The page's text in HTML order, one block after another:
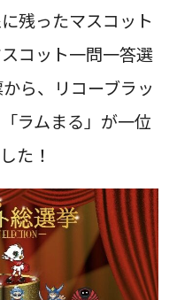
残ったマスコット
コット一問一答選
ら、リコーブラッ
ラムまる」が一位
た！